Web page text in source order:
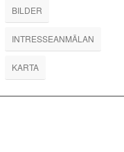
BILDER
INTRESSEANMÄLAN
KARTA